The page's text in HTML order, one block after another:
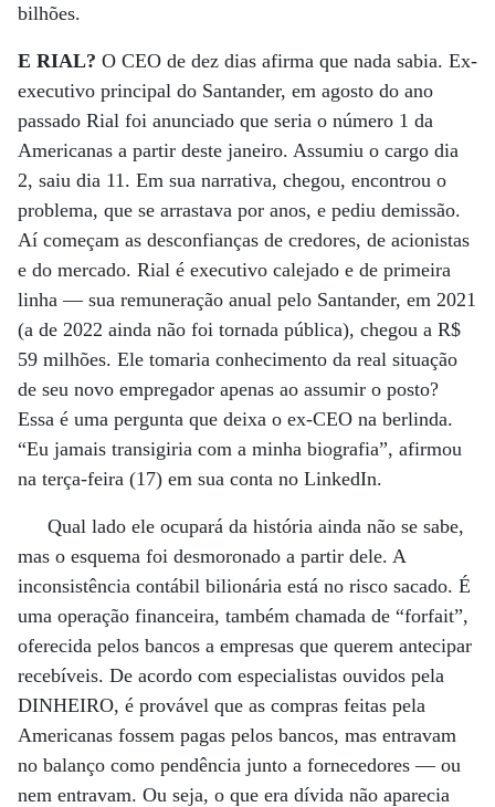
bilhões.
E RIAL? O CEO de dez dias afirma que nada sabia. Ex-
executivo principal do Santander, em agosto do ano
passado Rial foi anunciado que seria o número 1 da
Americanas a partir deste janeiro. Assumiu o cargo dia
2, saiu dia 11. Em sua narrativa, chegou, encontrou o
problema, que se arrastava por anos, e pediu demissão.
Aí começam as desconfianças de credores, de acionistas
e do mercado. Rial é executivo calejado e de primeira
linha — sua remuneração anual pelo Santander, em 2021
(a de 2022 ainda não foi tornada pública), chegou a R$
59 milhões. Ele tomaria conhecimento da real situação
de seu novo empregador apenas ao assumir o posto?
Essa é uma pergunta que deixa o ex-CEO na berlinda.
“Eu jamais transigiria com a minha biografia”, afirmou
na terça-feira (17) em sua conta no LinkedIn.
Qual lado ele ocupará da história ainda não se sabe,
mas o esquema foi desmoronado a partir dele. A
inconsistência contábil bilionária está no risco sacado. É
uma operação financeira, também chamada de “forfait”,
oferecida pelos bancos a empresas que querem antecipar
recebíveis. De acordo com especialistas ouvidos pela
DINHEIRO, é provável que as compras feitas pela
Americanas fossem pagas pelos bancos, mas entravam
no balanço como pendência junto a fornecedores — ou
nem entravam. Ou seja, o que era dívida não aparecia